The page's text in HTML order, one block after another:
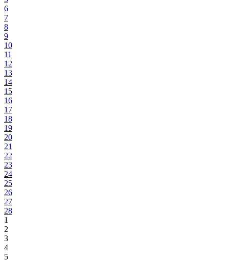
6
7
8
9
10
11
12
13
14
15
16
17
18
19
20
21
22
23
24
25
26
27
28
1
2
3
4
5